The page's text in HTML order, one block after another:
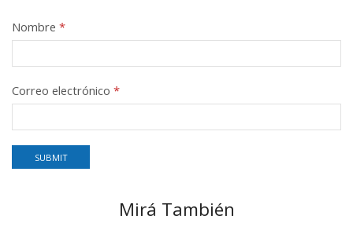
Nombre *
Correo electrónico *
Mirá También